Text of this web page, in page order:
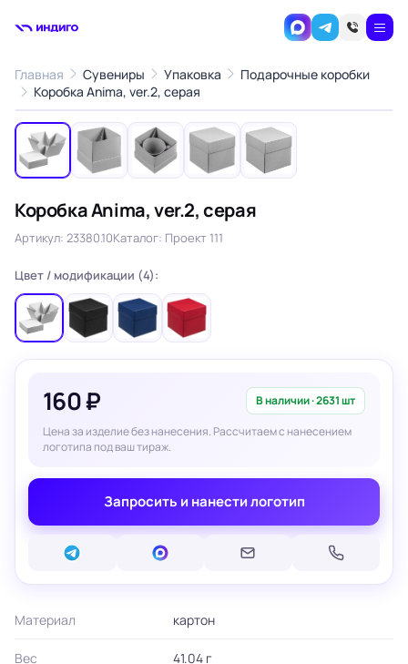
Главная Сувениры Упаковка
Подарочные коробки
Коробка Anima, ver.2, серая
‹ ›
Коробка Anima, ver.2, серая
Артикул: 23380.10Каталог: Проект 111
Цвет / модификации (4):
160 ₽ В наличии · 2631 шт
Цена за изделие без нанесения. Рассчитаем с нанесением
логотипа под ваш тираж.
Запросить и нанести логотип
Материал картон
Вес 41.04 г